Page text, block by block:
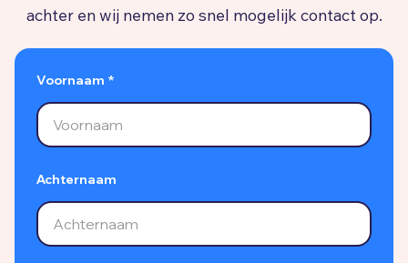
achter en wij nemen zo snel mogelijk contact op.
Voornaam *
Achternaam